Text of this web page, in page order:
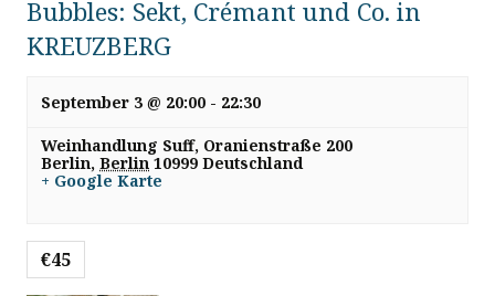
Bubbles: Sekt, Crémant und Co. in
KREUZBERG
September 3 @ 20:00 - 22:30
Weinhandlung Suff, Oranienstraße 200
Berlin, Berlin 10999 Deutschland
+ Google Karte
€45